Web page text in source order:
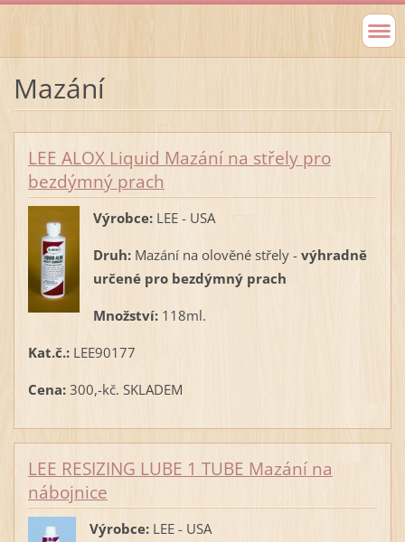
Mazání
LEE ALOX Liquid Mazání na střely pro
bezdýmný prach
Výrobce: LEE - USA
Druh:Mazání na olověné střely - výhradně
určené pro bezdýmný prach
Množství:118ml.
Kat.č.: LEE90177
Cena: 300,-kč. SKLADEM
LEE RESIZING LUBE 1 TUBE Mazání na
nábojnice
Výrobce: LEE - USA